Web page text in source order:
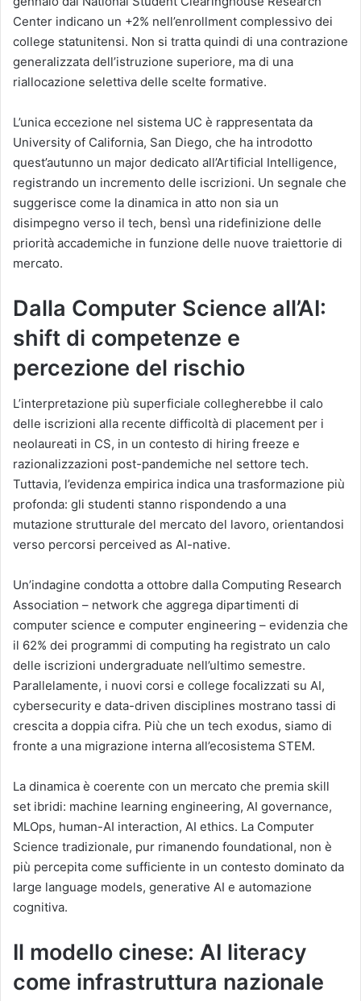
Center indicano un +2% nell’enrollment complessivo dei
college statunitensi. Non si tratta quindi di una contrazione
generalizzata dell’istruzione superiore, ma di una
riallocazione selettiva delle scelte formative.
L’unica eccezione nel sistema UC è rappresentata da
University of California, San Diego, che ha introdotto
quest’autunno un major dedicato all’Artificial Intelligence,
registrando un incremento delle iscrizioni. Un segnale che
suggerisce come la dinamica in atto non sia un
disimpegno verso il tech, bensì una ridefinizione delle
priorità accademiche in funzione delle nuove traiettorie di
mercato.
Dalla Computer Science all’AI:
shift di competenze e
percezione del rischio
L’interpretazione più superficiale collegherebbe il calo
delle iscrizioni alla recente difficoltà di placement per i
neolaureati in CS, in un contesto di hiring freeze e
razionalizzazioni post-pandemiche nel settore tech.
Tuttavia, l’evidenza empirica indica una trasformazione più
profonda: gli studenti stanno rispondendo a una
mutazione strutturale del mercato del lavoro, orientandosi
verso percorsi perceived as AI-native.
Un’indagine condotta a ottobre dalla Computing Research
Association – network che aggrega dipartimenti di
computer science e computer engineering – evidenzia che
il 62% dei programmi di computing ha registrato un calo
delle iscrizioni undergraduate nell’ultimo semestre.
Parallelamente, i nuovi corsi e college focalizzati su AI,
cybersecurity e data-driven disciplines mostrano tassi di
crescita a doppia cifra. Più che un tech exodus, siamo di
fronte a una migrazione interna all’ecosistema STEM.
La dinamica è coerente con un mercato che premia skill
set ibridi: machine learning engineering, AI governance,
MLOps, human-AI interaction, AI ethics. La Computer
Science tradizionale, pur rimanendo foundational, non è
più percepita come sufficiente in un contesto dominato da
large language models, generative AI e automazione
cognitiva.
Il modello cinese: AI literacy
come infrastruttura nazionale